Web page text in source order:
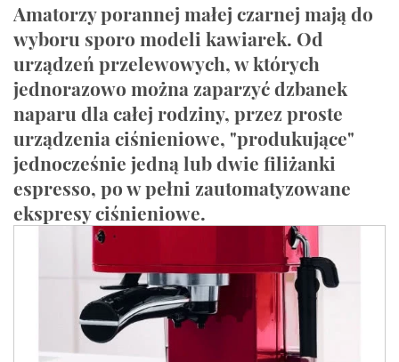
Amatorzy porannej małej czarnej mają do
wyboru sporo modeli kawiarek. Od
urządzeń przelewowych, w których
jednorazowo można zaparzyć dzbanek
naparu dla całej rodziny, przez proste
urządzenia ciśnieniowe, "produkujące"
jednocześnie jedną lub dwie filiżanki
espresso, po w pełni zautomatyzowane
ekspresy ciśnieniowe.